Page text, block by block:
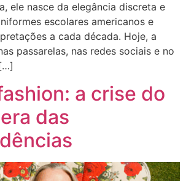
ele nasce da elegância discreta e
escolares americanos e
a cada década. Hoje, a
passarelas, nas redes sociais e no
a crise do
das